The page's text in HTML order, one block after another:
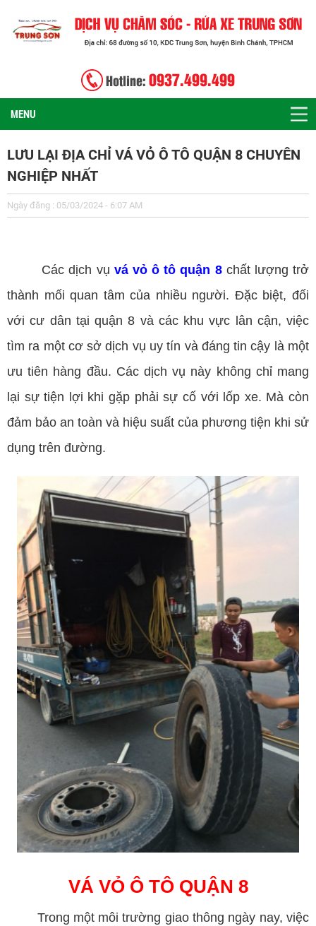
Hotline: 0937.499.499
MENU
LƯU LẠI ĐỊA CHỈ VÁ VỎ Ô TÔ QUẬN 8 CHUYÊN
NGHIỆP NHẤT
Ngày đăng : 05/03/2024 - 6:07 AM
Các dịch vụ vá vỏ ô tô quận 8chất lượng trở
thành mối quan tâm của nhiều người. Đặc biệt, đối
với cư dân tại quận 8 và các khu vực lân cận, việc
tìm ra một cơ sở dịch vụ uy tín và đáng tin cậy là một
ưu tiên hàng đầu. Các dịch vụ này không chỉ mang
lại sự tiện lợi khi gặp phải sự cố với lốp xe. Mà còn
đảm bảo an toàn và hiệu suất của phương tiện khi sử
dụng trên đường.
VÁ VỎ Ô TÔ QUẬN 8
Trong một môi trường giao thông ngày nay, việc